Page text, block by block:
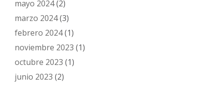
mayo 2024(2)
marzo 2024(3)
febrero 2024(1)
noviembre 2023 (1)
octubre 2023 (1)
junio 2023 (2)